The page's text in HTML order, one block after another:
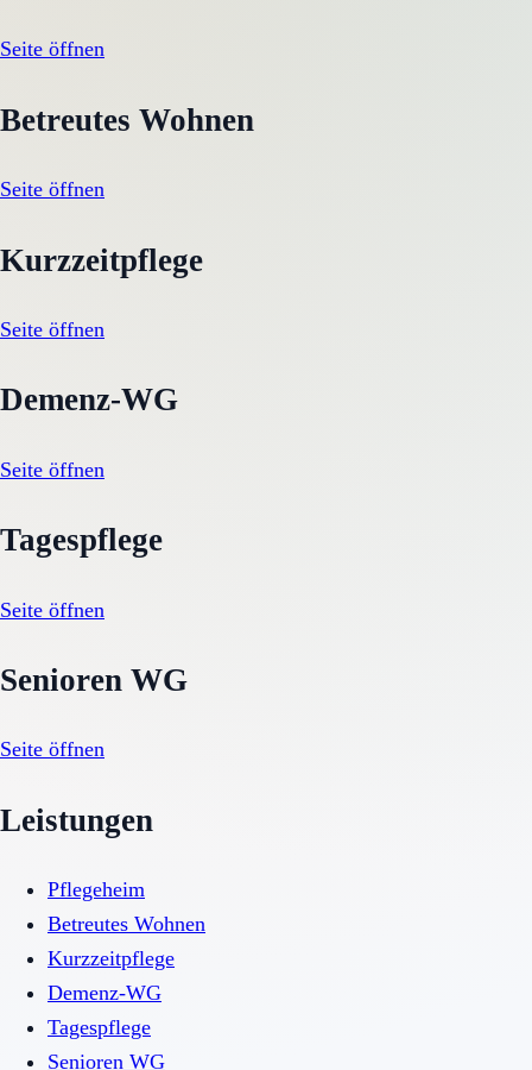
Seite öffnen
Betreutes Wohnen
Seite öffnen
Kurzzeitpflege
Seite öffnen
Demenz-WG
Seite öffnen
Tagespflege
Seite öffnen
Senioren WG
Seite öffnen
Leistungen
Pflegeheim
Betreutes Wohnen
Kurzzeitpflege
Demenz-WG
Tagespflege
Senioren WG